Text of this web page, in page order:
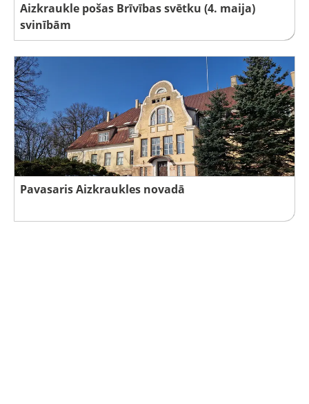
Aizkraukle pošas Brīvības svētku (4. maija)
svinībām
Pavasaris Aizkraukles novadā